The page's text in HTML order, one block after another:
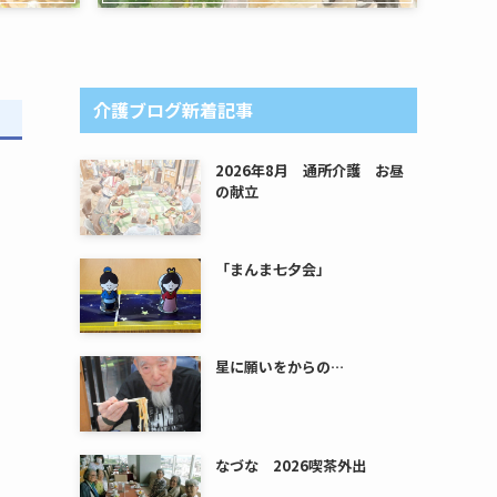
介護ブログ新着記事
2026年8月 通所介護 お昼
の献立
「まんま七夕会」
星に願いをからの…
なづな 2026喫茶外出